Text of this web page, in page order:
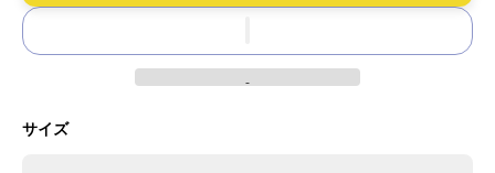
サイズ